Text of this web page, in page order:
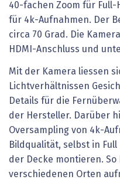
40-fachen Zoom für Full-
für 4k-Aufnahmen. Der
circa 70 Grad. Die
HDMI-Anschluss und
Mit der Kamera liessen
Lichtverhältnissen
Details für die
der Hersteller. Darüber
Oversampling von 4k-
Bildqualität, selbst in Full
der Decke montieren. So
verschiedenen Orten